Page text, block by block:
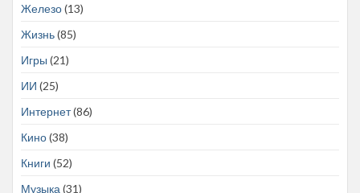
Железо(13)
Жизнь(85)
Игры (21)
ИИ (25)
Интернет(86)
Кино(38)
Книги (52)
Музыка(31)